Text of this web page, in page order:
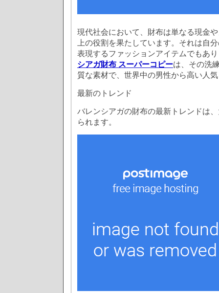
現代社会において、財布は単なる現金
上の役割を果たしています。それは自
表現するファッションアイテムでもあ
シアガ財布 スーパーコピーは、その洗
質な素材で、世界中の男性から高い人
最新のトレンド
バレンシアガの財布の最新トレンドは
られます。